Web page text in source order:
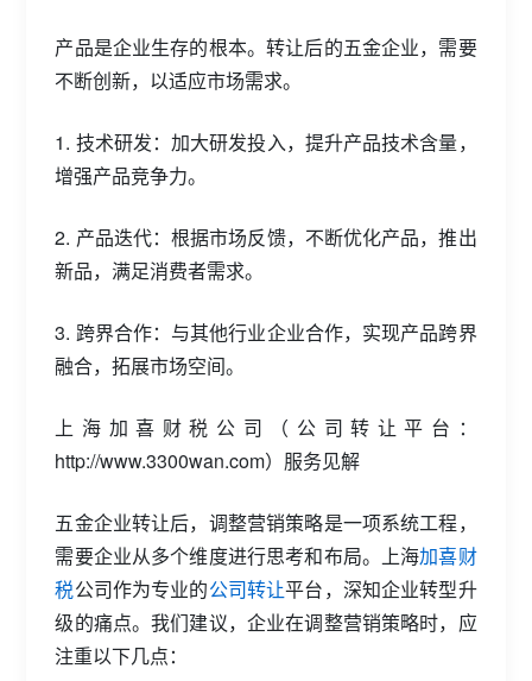
产品是企业生存的根本。转让后的五金企业，需要
不断创新，以适应市场需求。
1. 技术研发：加大研发投入，提升产品技术含量，
增强产品竞争力。
2. 产品迭代：根据市场反馈，不断优化产品，推出
新品，满足消费者需求。
3. 跨界合作：与其他行业企业合作，实现产品跨界
融合，拓展市场空间。
上海加喜财税公司（公司转让平台：
http://www.3300wan.com）服务见解
五金企业转让后，调整营销策略是一项系统工程，
需要企业从多个维度进行思考和布局。上海加喜财
税公司作为专业的公司转让平台，深知企业转型升
级的痛点。我们建议，企业在调整营销策略时，应
注重以下几点：